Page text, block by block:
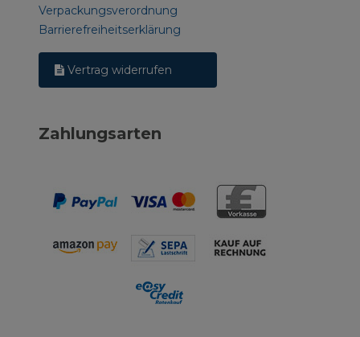
Verpackungsverordnung
Barrierefreiheitserklärung
Vertrag widerrufen
Zahlungsarten